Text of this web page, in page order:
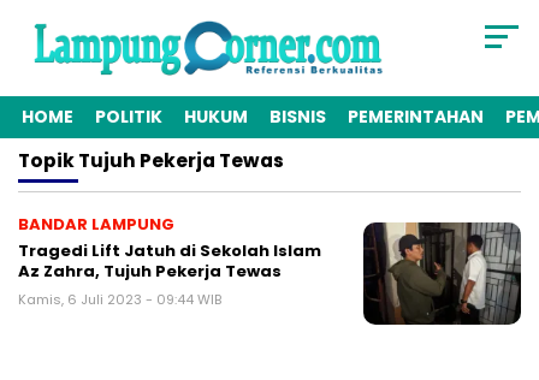
HOME POLITIK HUKUM BISNIS PEMERINTAHAN
TopikTujuh Pekerja Tewas
BANDAR LAMPUNG
Tragedi Lift Jatuh di Sekolah Islam
Az Zahra, Tujuh Pekerja Tewas
Kamis, 6 Juli 2023 - 09:44 WIB